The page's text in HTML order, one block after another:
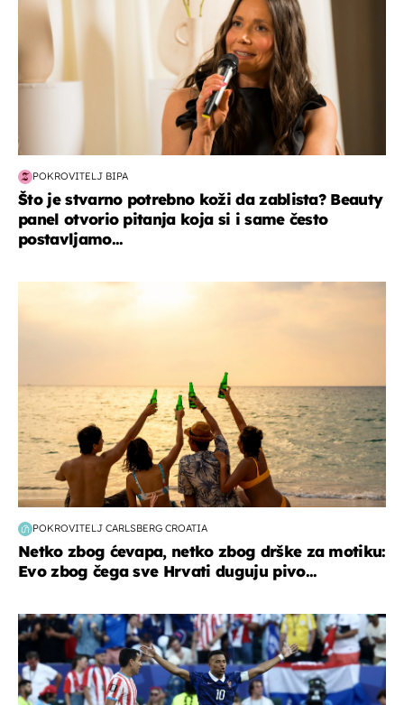
POKROVITELJ BIPA
Što je stvarno potrebno koži da zablista? Beauty
panel otvorio pitanja koja si i same često
postavljamo...
POKROVITELJ CARLSBERG CROATIA
Netko zbog ćevapa, netko zbog drške za motiku:
Evo zbog čega sve Hrvati duguju pivo...
svjetsko prvenstvo 2026